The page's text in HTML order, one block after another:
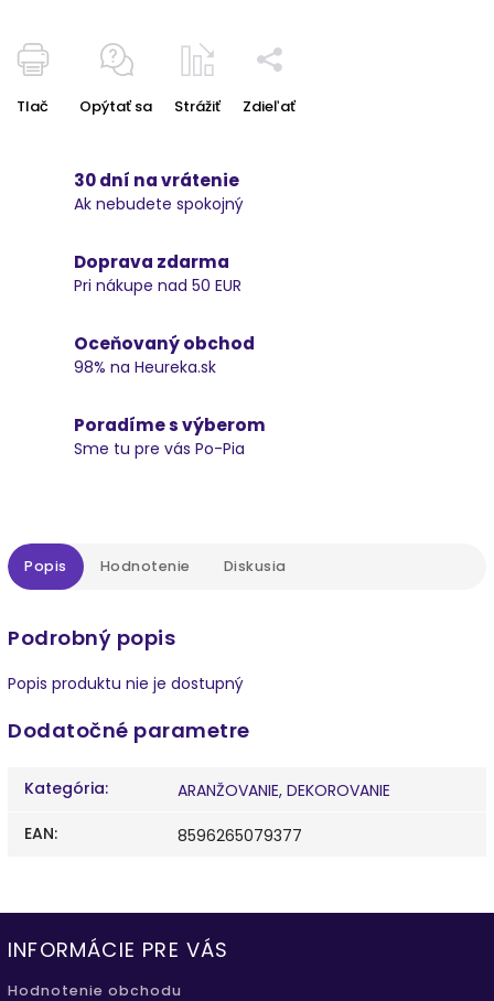
Tlač Opýtať sa Strážiť Zdieľať
30 dní na vrátenie
Ak nebudete spokojný
Doprava zdarma
Pri nákupe nad 50 EUR
Oceňovaný obchod
98% na Heureka.sk
Poradíme s výberom
Sme tu pre vás Po-Pia
Popis Hodnotenie Diskusia
Podrobný popis
Popis produktu nie je dostupný
Dodatočné parametre
Kategória:
ARANŽOVANIE, DEKOROVANIE
EAN: 8596265079377
INFORMÁCIE PRE VÁS
Hodnotenie obchodu